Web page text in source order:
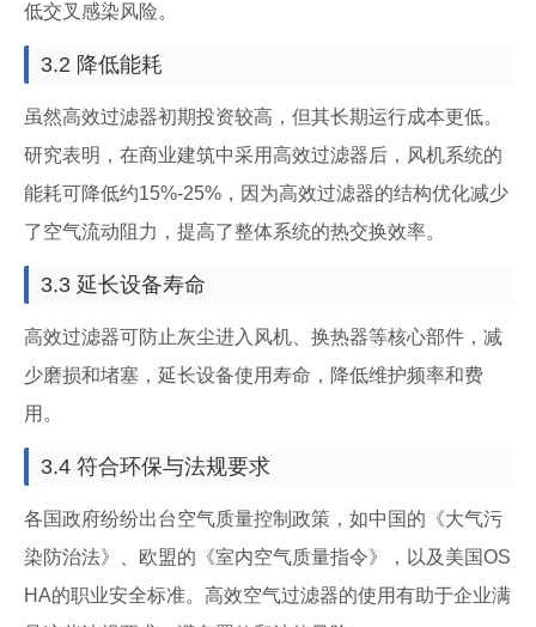
低交叉感染风险。
3.2 降低能耗
虽然高效过滤器初期投资较高，但其长期运行成本更低。
研究表明，在商业建筑中采用高效过滤器后，风机系统的
能耗可降低约15%-25%，因为高效过滤器的结构优化减少
了空气流动阻力，提高了整体系统的热交换效率。
3.3 延长设备寿命
高效过滤器可防止灰尘进入风机、换热器等核心部件，减
少磨损和堵塞，延长设备使用寿命，降低维护频率和费
用。
3.4 符合环保与法规要求
各国政府纷纷出台空气质量控制政策，如中国的《大气污
染防治法》、欧盟的《室内空气质量指令》，以及美国OS
HA的职业安全标准。高效空气过滤器的使用有助于企业满